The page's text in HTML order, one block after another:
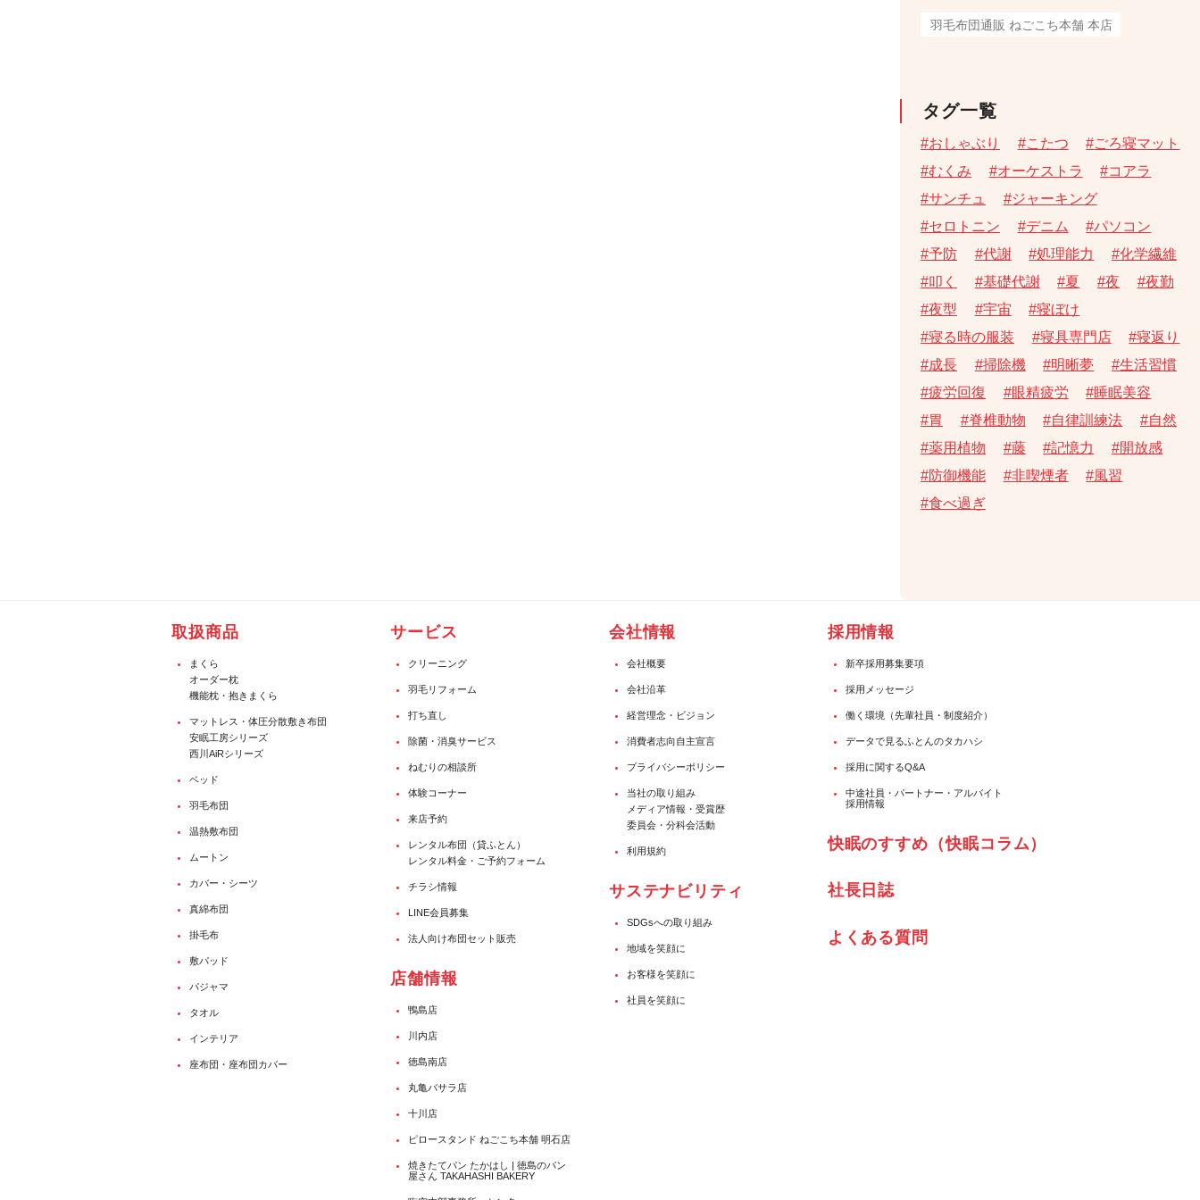
羽毛布団通販 ねごこち本舗 本店
タグ一覧
おしゃぶり こたつ
ごろ寝マット
むくみ
オーケストラ
コアラ
サンチュ
ジャーキング
セロトニン
デニム
パソコン
予防
代謝 処理能力
化学繊維
叩く
基礎代謝 夏 夜
夜勤
夜型
宇宙
寝ぼけ
寝る時の服装
寝具専門店
寝返り
成長
掃除機 明晰夢
生活習慣
疲労回復
眼精疲労
睡眠美容
胃
脊椎動物 自律訓練法
自然
薬用植物
藤 記憶力
開放感
防御機能
非喫煙者
風習
食べ過ぎ
取扱商品
まくら
オーダー枕
機能枕・抱きまくら
マットレス・体圧分散敷き布団
安眠工房シリーズ
西川AiRシリーズ
ベッド
羽毛布団
温熱敷布団
ムートン
カバー・シーツ
真綿布団
掛毛布
敷パッド
パジャマ
タオル
インテリア
座布団・座布団カバー
サービス
クリーニング
羽毛リフォーム
打ち直し
除菌・消臭サービス
ねむりの相談所
体験コーナー
来店予約
レンタル布団（貸ふとん）
レンタル料金・ご予約フォーム
チラシ情報
LINE会員募集
法人向け布団セット販売
店舗情報
鴨島店
川内店
徳島南店
丸亀バサラ店
十川店
ピロースタンド ねごこち本舗 明石店
焼きたてパン たかはし | 徳島のパン
屋さん TAKAHASHI BAKERY
会社情報
会社概要
会社沿革
経営理念・ビジョン
消費者志向自主宣言
プライバシーポリシー
当社の取り組み
メディア情報・受賞歴
委員会・分科会活動
利用規約
サステナビリティ
SDGsへの取り組み
地域を笑顔に
お客様を笑顔に
社員を笑顔に
採用情報
新卒採用募集要項
採用メッセージ
働く環境（先輩社員・制度紹介）
データで見るふとんのタカハシ
採用に関するQ&A
中途社員・パートナー・アルバイト
採用情報
快眠のすすめ（快眠コラム）
社⾧日誌
よくある質問